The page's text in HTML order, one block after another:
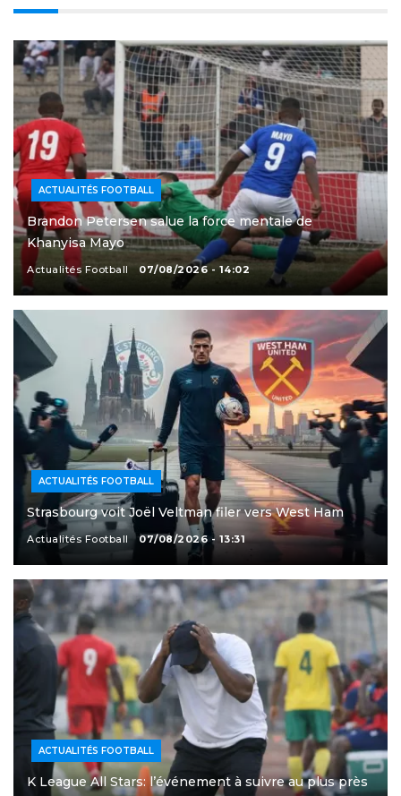
ACTUALITÉS FOOTBALL
Brandon Petersen salue la force mentale de
Khanyisa Mayo
Actualités Football 07/08/2026 - 14:02
ACTUALITÉS FOOTBALL
Strasbourg voit Joël Veltman filer vers West Ham
Actualités Football 07/08/2026 - 13:31
ACTUALITÉS FOOTBALL
K League All Stars: l’événement à suivre au plus près